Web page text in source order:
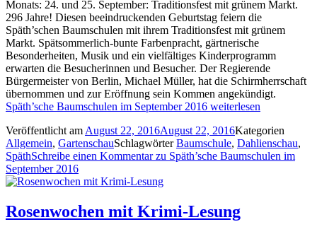
Monats: 24. und 25. September: Traditionsfest mit grünem Markt.
296 Jahre! Diesen beeindruckenden Geburtstag feiern die
Späth’schen Baumschulen mit ihrem Traditionsfest mit grünem
Markt. Spätsommerlich-bunte Farbenpracht, gärtnerische
Besonderheiten, Musik und ein vielfältiges Kinderprogramm
erwarten die Besucherinnen und Besucher. Der Regierende
Bürgermeister von Berlin, Michael Müller, hat die Schirmherrschaft
übernommen und zur Eröffnung sein Kommen angekündigt.
Späth’sche Baumschulen im September 2016 weiterlesen
Veröffentlicht am August 22, 2016August 22, 2016Kategorien
Allgemein, GartenschauSchlagwörterBaumschule, Dahlienschau,
SpäthSchreibe einen Kommentarzu Späth’sche Baumschulen im
September 2016
Rosenwochen mit Krimi-Lesung